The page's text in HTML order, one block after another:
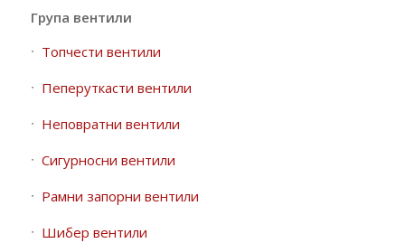
Група вентили
Топчести вентили
Пеперуткасти вентили
Неповратни вентили
Сигурносни вентили
Рамни запорни вентили
Шибер вентили